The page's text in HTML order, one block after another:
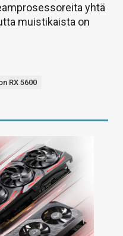
yhtä
muistikaista on
RX 5600